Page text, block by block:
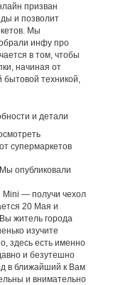
призван
и позволит
Мы
инфу про
в том, чтобы
начиная от
техникой,
и детали
супермаркетов
опубликовали
Mini — получи чехол
20 Мая и
житель города
изучите
здесь есть именно
и безутешно
в ближайший к Вам
и внимательно